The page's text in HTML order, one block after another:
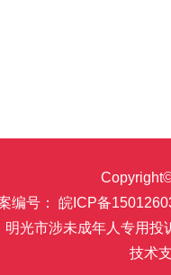
编号： 皖ICP备
明光市涉未成年人专用投
技术